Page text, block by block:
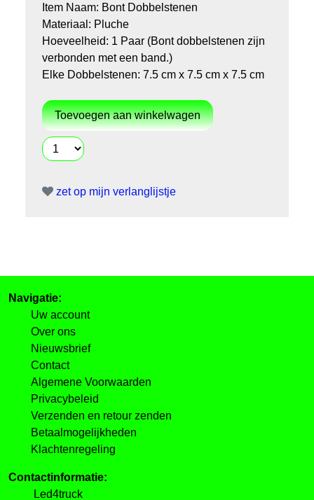
Item Naam: Bont Dobbelstenen
Materiaal: Pluche
Hoeveelheid: 1 Paar (Bont dobbelstenen zijn
verbonden met een band.)
Elke Dobbelstenen: 7.5 cm x 7.5 cm x 7.5 cm
zet op mijn verlanglijstje
Navigatie:
Uw account
Over ons
Nieuwsbrief
Contact
Algemene Voorwaarden
Privacybeleid
Verzenden en retour zenden
Betaalmogelijkheden
Klachtenregeling
Contactinformatie:
Led4truck